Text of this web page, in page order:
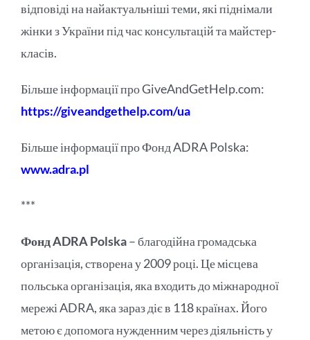
відповіді на найактуальніші теми, які піднімали
жінки з України під час консультацій та майстер-
класів.
Більше інформації про GiveAndGetHelp.com:
https://giveandgethelp.com/ua
Більше інформації про Фонд ADRA Polska:
www.adra.pl
***
Фонд ADRA Polska– благодійна громадська
організація, створена у 2009 році. Це місцева
польська організація, яка входить до міжнародної
мережі ADRA, яка зараз діє в 118 країнах. Його
метою є допомога нужденним через діяльність у